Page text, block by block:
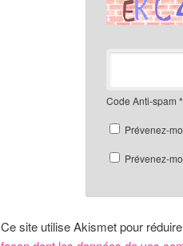
Code Anti-spam *
Prévenez-
Prévenez-
Ce site utilise Akismet pour